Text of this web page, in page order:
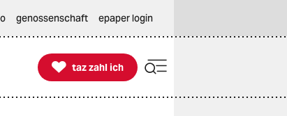
genossenschaft epaper login

taz zahl ich
taz zahl ich